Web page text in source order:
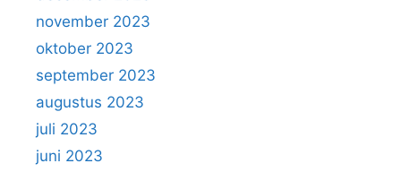
november 2023
oktober 2023
september 2023
augustus 2023
juli 2023
juni 2023